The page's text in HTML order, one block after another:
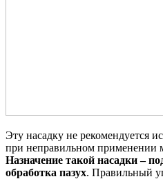
Эту насадку не рекомендуется
при неправильном применении
Назначение такой насадки –
обработка пазух. Правильный